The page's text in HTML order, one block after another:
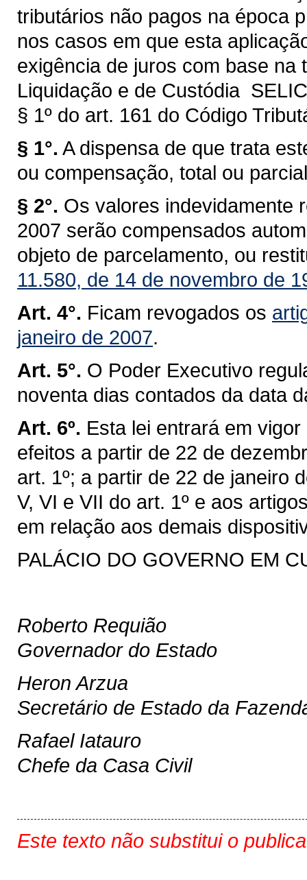
tributários não pagos na época
nos casos em que esta
exigência de juros com base na
Liquidação e de Custódia 
§ 1º do art. 161 do Código
§ 1°. A dispensa de que trata
ou compensação, total ou
§ 2°. Os valores indevidamente
2007 serão compensados
objeto de parcelamento, ou
11.580, de 14 de novembro de
Art. 4°. Ficam revogados os
janeiro de 2007.
Art. 5°. O Poder Executivo
noventa dias contados da data
Art. 6º. Esta lei entrará em
efeitos a partir de 22 de
art. 1º; a partir de 22 de janeiro
V, VI e VII do art. 1º e aos
em relação aos demais
PALÁCIO DO GOVERNO EM
Roberto Requião
Governador do Estado
Heron Arzua
Secretário de Estado da
Rafael Iatauro
Chefe da Casa Civil
Este texto não substitui o